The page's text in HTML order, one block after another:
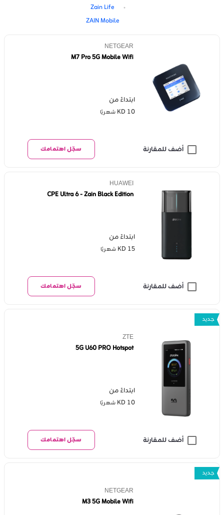
Zain Life
ZAIN Mobile
NETGEAR
M7 Pro 5G Mobile Wifi
ابتداءً من
KD 10 شهريًا
أضف للمقارنة سجّل اهتمامك
HUAWEI
CPE Ultra 6 - Zain Black Edition
ابتداءً من
KD 15 شهريًا
أضف للمقارنة سجّل اهتمامك
جديد
ZTE
5G U60 PRO Hotspot
ابتداءً من
KD 10 شهريًا
أضف للمقارنة سجّل اهتمامك
جديد
NETGEAR
M3 5G Mobile Wifi